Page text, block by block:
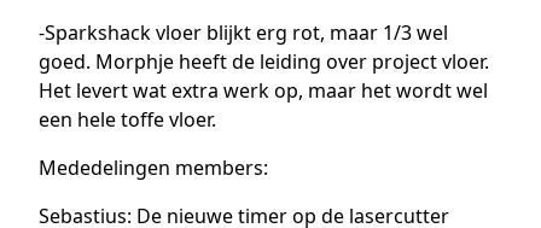
-Sparkshack vloer blijkt erg rot, maar 1/3 wel
goed. Morphje heeft de leiding over project vloer.
Het levert wat extra werk op, maar het wordt wel
een hele toffe vloer.
Mededelingen members:
Sebastius: De nieuwe timer op de lasercutter